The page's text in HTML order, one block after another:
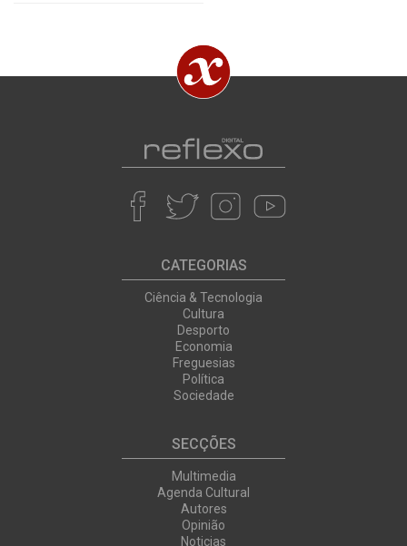
CATEGORIAS
Ciência & Tecnologia
Cultura
Desporto
Economia
Freguesias
Política
Sociedade
SECÇÕES
Multimedia
Agenda Cultural
Autores
Opinião
Noticias